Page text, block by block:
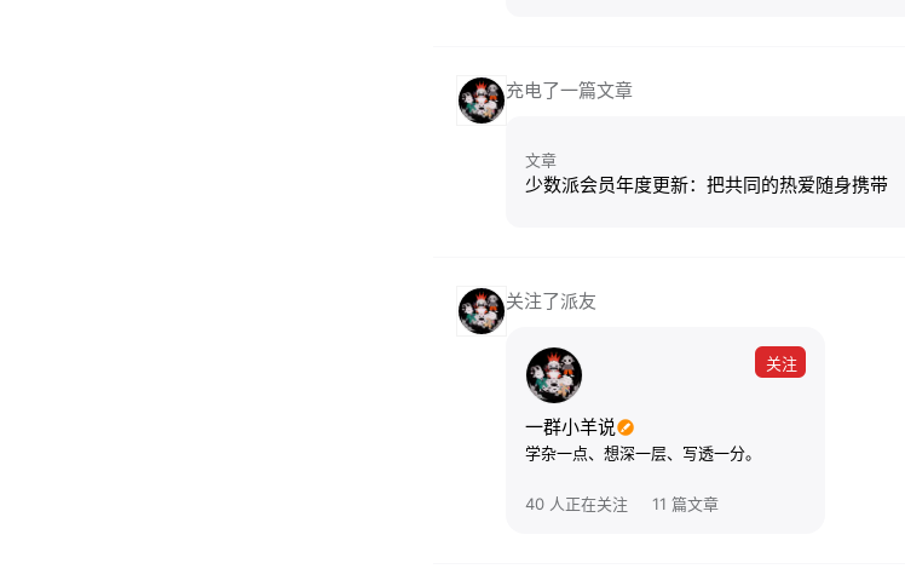
充电了一篇文章
文章
少数派会员年度更新：把共同的热爱随身携带
关注了派友
关注
一群小羊说
学杂一点、想深一层、写透一分。
40 人正在关注 11 篇文章